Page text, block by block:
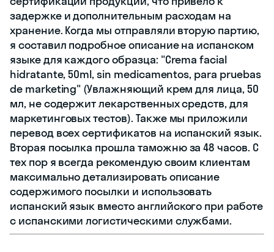
задержке и дополнительным расходам на
хранение. Когда мы отправляли вторую партию,
я составил подробное описание на испанском
языке для каждого образца: "Crema facial
hidratante, 50ml, sin medicamentos, para pruebas
de marketing" (Увлажняющий крем для лица, 50
мл, не содержит лекарственных средств, для
маркетинговых тестов). Также мы приложили
перевод всех сертификатов на испанский язык.
Вторая посылка прошла таможню за 48 часов. С
тех пор я всегда рекомендую своим клиентам
максимально детализировать описание
содержимого посылки и использовать
испанский язык вместо английского при работе
с испанскими логистическими службами.